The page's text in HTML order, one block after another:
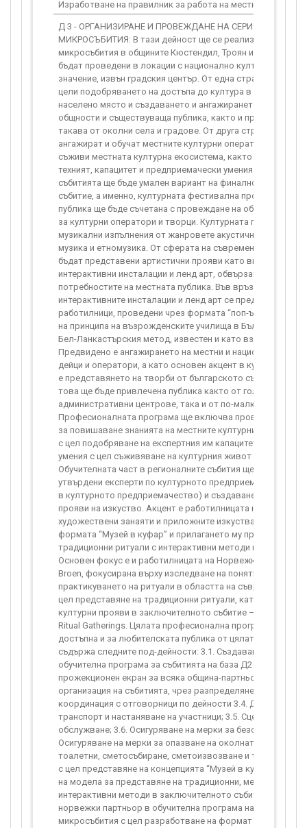
Изработване на правилник за работа на местните
Д 3 - ОРГАНИЗИРАНЕ И ПРОВЕЖДАНЕ НА СЕРИЯ ОТ
МИКРОСЪБИТИЯ: В тази дейност ще се реализират
микросъбития в общините Кюстендил, Троян и Шумен.
бъдат проведени в локации с национално културно-
значение, извън градския център. От една страна, тази
цели подобряването на достъпа до култура в даденото
населено място и създаването и ангажирането на
общности и съществуваща публика, както и привличането
такава от околни села и градове. От друга страна, целта
ангажират и обучат местните културни оператори и
съживи местната културна екосистема, както и да се
техният, капацитет и предприемачески умения. Форматът
събитията ще бъде умален вариант на финалното,
събитие, а именно, културната фестивална програма за
публика ще бъде съчетана с провеждане на обучения и
за културни оператори и творци. Културната програма
музикални изпълнения от жанровете акустична музика,
музика и етномузика. От сферата на съвременното
бъдат представени артистични прояви като визуално
интерактивни инсталации и ленд арт, обвързани с
потребностите на местната публика. Във връзка с
интерактивните инсталации и ленд арт се предвиждат
работилници, проведени чрез формата “поп-ъп взаимно
на принципа на възрожденските училища в България,
Бел-Ланкастърския метод, известен и като
Предвидено е ангажирането на местни и национални
дейци и оператори, а като основен акцент в културната
е представянето на творби от българското съвременно
това ще бъде привлечена публика както от големите
административни центрове, така и от по-малките
Професионалната програма ще включва провеждане на
за повишаване знанията на местните културни
с цел подобряване на експертния им капацитет,
умения с цел съживяване на културния живот в региона.
Обучителната част в регионалните събития ще бъде
утвърдени експерти по културното предприемачество
в културното предприемачество) и създаване на нови
прояви на изкуство. Акцент е работилницата на Музея на
художествени занаяти и приложните изкуства - Троян,
формата “Музей в куфар” и прилагането му при
традиционни ритуали с интерактивни методи във
Основен фокус е и работилницата на Норвежкия
Broen, фокусирана върху изследване на понятието и
практикуването на ритуали в областта на съвременното
цел представяне на традиционни ритуали, като
културни прояви в заключителното събитие – културен
Ritual Gatherings. Цялата професионална програма ще бъде
достъпна и за любителската публика от цялата страна.
съдържа следните под-дейности: 3.1. Създаване на
обучителна програма за събитията на база Д2 3.2.
прожекционен екран за всяка община-партньор 3.3.
организация на събитията, чрез разпределяне на
координация с отговорници по дейности 3.4. Дейности,
транспорт и настаняване на участници; 3.5. Сцени и
обслужване; 3.6. Осигуряване на мерки за безопасност;
Осигуряване на мерки за опазване на околната среда
тоалетни, сметосъбиране, сметоизвозване и т.н.) 3.8.
с цел представяне на концепцията “Музей в куфар” и
на модела за представяне на традиционни, местни
интерактивни методи в заключителното събитие; 3.9.
норвежки партньор в обучителна програма на
микросъбития с цел разработване на формат за